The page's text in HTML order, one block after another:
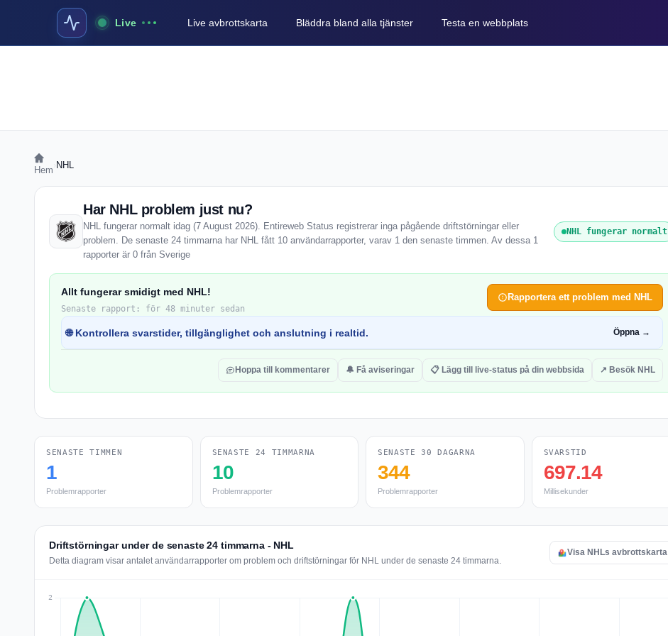
Live Live avbrottskarta Bläddra bland alla tjänster Testa en webbplats
Hem NHL
Har NHL problem just nu?
NHL fungerar normalt idag (7 August 2026). Entireweb Status registrerar inga pågående driftstörningar eller
problem. De senaste 24 timmarna har NHL fått 10 användarrapporter, varav 1 den senaste timmen. Av dessa 1
rapporter är 0 från Sverige
NHL fungerar normalt
Allt fungerar smidigt med NHL!
Senaste rapport: för 48 minuter sedan
Rapportera ett problem med NHL
🌐 Kontrollera svarstider, tillgänglighet och anslutning i realtid. Öppna →
Hoppa till kommentarer 🔔 Få aviseringar 📋 Lägg till live-status på din webbsida ↗ Besök NHL
SENASTE TIMMEN
1
Problemrapporter
SENASTE 24 TIMMARNA
10
Problemrapporter
SENASTE 30 DAGARNA
344
Problemrapporter
SVARSTID
697.14
Millisekunder
Driftstörningar under de senaste 24 timmarna - NHL
Detta diagram visar antalet användarrapporter om problem och driftstörningar för NHL under de senaste 24 timmarna.
Visa NHLs avbrottskarta